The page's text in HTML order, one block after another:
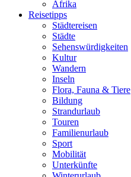
Afrika
Reisetipps
Städtereisen
Städte
Sehenswürdigkeiten
Kultur
Wandern
Inseln
Flora, Fauna & Tiere
Bildung
Strandurlaub
Touren
Familienurlaub
Sport
Mobilität
Unterkünfte